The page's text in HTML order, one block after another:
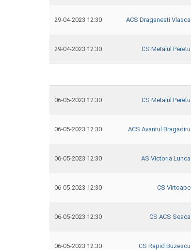
29-04-2023 12:30 ACS Draganesti Vlasca
29-04-2023 12:30 CS Metalul Peretu
06-05-2023 12:30 CS Metalul Peretu
06-05-2023 12:30 ACS Avantul Bragadiru
06-05-2023 12:30 AS Victoria Lunca
06-05-2023 12:30 CS Virtoape
06-05-2023 12:30 CS ACS Seaca
06-05-2023 12:30 CS Rapid Buzescu